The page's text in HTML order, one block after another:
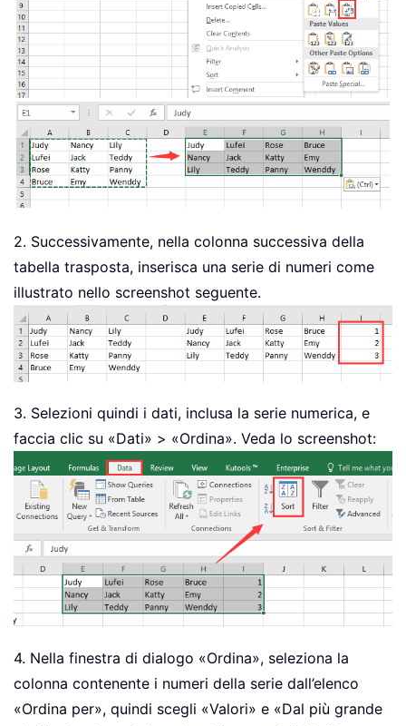
2. Successivamente, nella colonna successiva della
tabella trasposta, inserisca una serie di numeri come
illustrato nello screenshot seguente.
3. Selezioni quindi i dati, inclusa la serie numerica, e
faccia clic su «Dati» > «Ordina». Veda lo screenshot:
4. Nella finestra di dialogo «Ordina», seleziona la
colonna contenente i numeri della serie dall’elenco
«Ordina per», quindi scegli «Valori» e «Dal più grande